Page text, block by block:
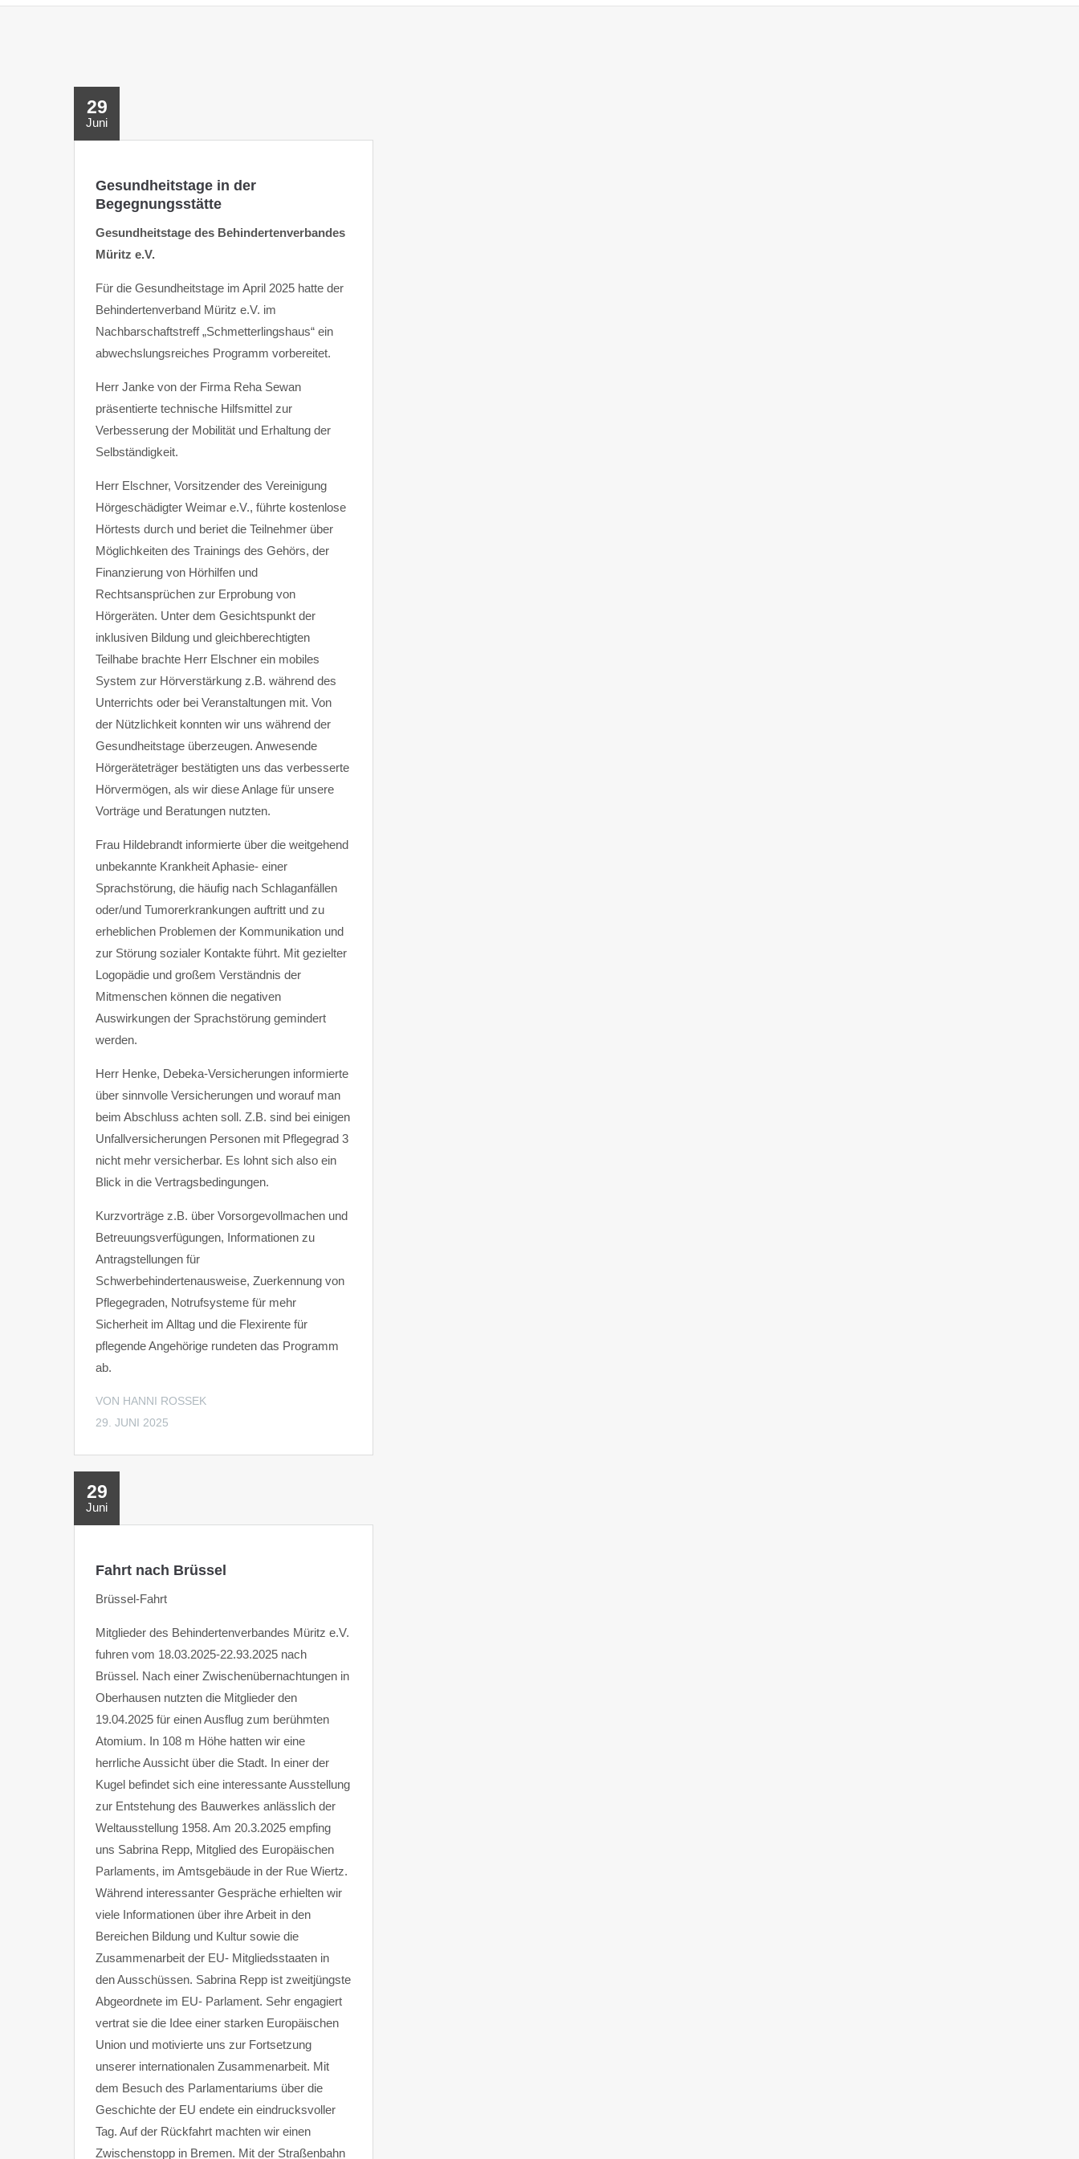
29
Juni
Gesundheitstage in der
Begegnungsstätte
Gesundheitstage des Behindertenverbandes
Müritz e.V.
Für die Gesundheitstage im April 2025 hatte der
Behindertenverband Müritz e.V. im
Nachbarschaftstreff „Schmetterlingshaus“ ein
abwechslungsreiches Programm vorbereitet.
Herr Janke von der Firma Reha Sewan
präsentierte technische Hilfsmittel zur
Verbesserung der Mobilität und Erhaltung der
Selbständigkeit.
Herr Elschner, Vorsitzender des Vereinigung
Hörgeschädigter Weimar e.V., führte kostenlose
Hörtests durch und beriet die Teilnehmer über
Möglichkeiten des Trainings des Gehörs, der
Finanzierung von Hörhilfen und
Rechtsansprüchen zur Erprobung von
Hörgeräten. Unter dem Gesichtspunkt der
inklusiven Bildung und gleichberechtigten
Teilhabe brachte Herr Elschner ein mobiles
System zur Hörverstärkung z.B. während des
Unterrichts oder bei Veranstaltungen mit. Von
der Nützlichkeit konnten wir uns während der
Gesundheitstage überzeugen. Anwesende
Hörgeräteträger bestätigten uns das verbesserte
Hörvermögen, als wir diese Anlage für unsere
Vorträge und Beratungen nutzten.
Frau Hildebrandt informierte über die weitgehend
unbekannte Krankheit Aphasie- einer
Sprachstörung, die häufig nach Schlaganfällen
oder/und Tumorerkrankungen auftritt und zu
erheblichen Problemen der Kommunikation und
zur Störung sozialer Kontakte führt. Mit gezielter
Logopädie und großem Verständnis der
Mitmenschen können die negativen
Auswirkungen der Sprachstörung gemindert
werden.
Herr Henke, Debeka-Versicherungen informierte
über sinnvolle Versicherungen und worauf man
beim Abschluss achten soll. Z.B. sind bei einigen
Unfallversicherungen Personen mit Pflegegrad 3
nicht mehr versicherbar. Es lohnt sich also ein
Blick in die Vertragsbedingungen.
Kurzvorträge z.B. über Vorsorgevollmachen und
Betreuungsverfügungen, Informationen zu
Antragstellungen für
Schwerbehindertenausweise, Zuerkennung von
Pflegegraden, Notrufsysteme für mehr
Sicherheit im Alltag und die Flexirente für
pflegende Angehörige rundeten das Programm
ab.
VON HANNI ROSSEK
29. JUNI 2025
29
Juni
Fahrt nach Brüssel
Brüssel-Fahrt
Mitglieder des Behindertenverbandes Müritz e.V.
fuhren vom 18.03.2025-22.93.2025 nach
Brüssel. Nach einer Zwischenübernachtungen in
Oberhausen nutzten die Mitglieder den
19.04.2025 für einen Ausflug zum berühmten
Atomium. In 108 m Höhe hatten wir eine
herrliche Aussicht über die Stadt. In einer der
Kugel befindet sich eine interessante Ausstellung
zur Entstehung des Bauwerkes anlässlich der
Weltausstellung 1958. Am 20.3.2025 empfing
uns Sabrina Repp, Mitglied des Europäischen
Parlaments, im Amtsgebäude in der Rue Wiertz.
Während interessanter Gespräche erhielten wir
viele Informationen über ihre Arbeit in den
Bereichen Bildung und Kultur sowie die
Zusammenarbeit der EU- Mitgliedsstaaten in
den Ausschüssen. Sabrina Repp ist zweitjüngste
Abgeordnete im EU- Parlament. Sehr engagiert
vertrat sie die Idee einer starken Europäischen
Union und motivierte uns zur Fortsetzung
unserer internationalen Zusammenarbeit. Mit
dem Besuch des Parlamentariums über die
Geschichte der EU endete ein eindrucksvoller
Tag. Auf der Rückfahrt machten wir einen
Zwischenstopp in Bremen. Mit der Straßenbahn